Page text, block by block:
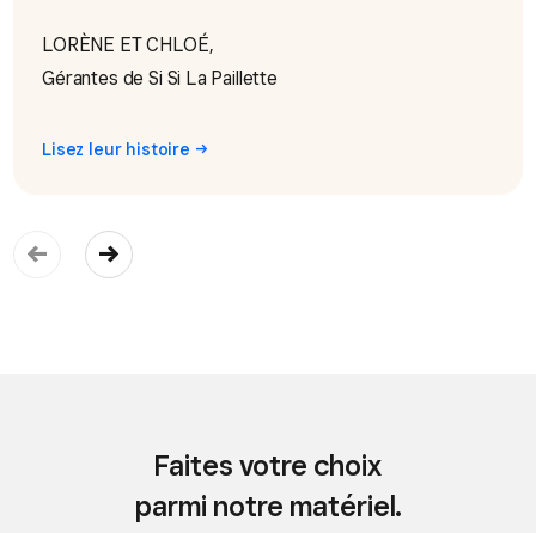
LORÈNE ET CHLOÉ,
Gérantes de Si Si La Paillette
Lisez leur histoire →
Faites votre choix
parmi notre matériel.